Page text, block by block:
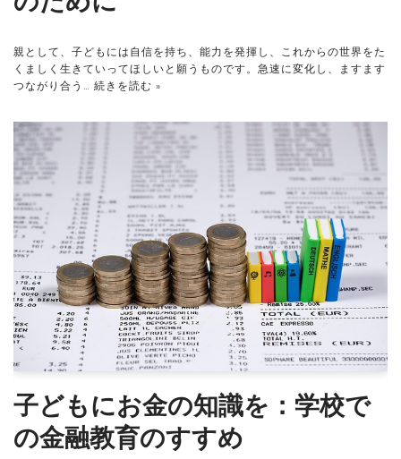
親として、子どもには自信を持ち、能力を発揮し、これからの世界をた
くましく生きていってほしいと願うものです。急速に変化し、ますます
つながり合う… 続きを読む »
子どもにお金の知識を：学校で
の金融教育のすすめ